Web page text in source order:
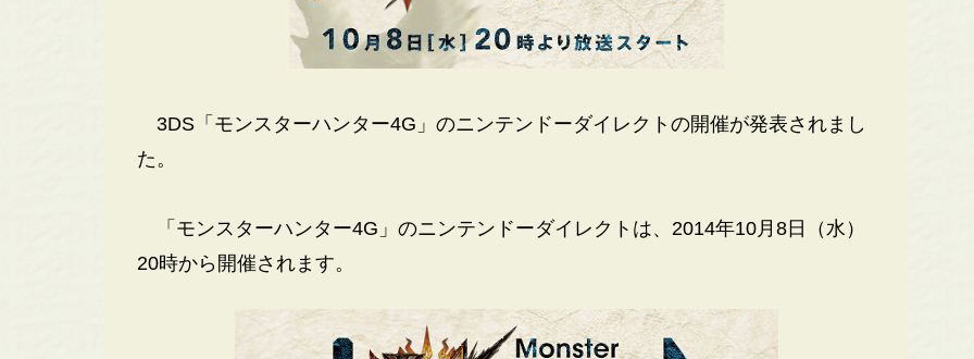
3DS「モンスターハンター4G」のニンテンドーダイレクトの開催が発表されまし
た。
「モンスターハンター4G」のニンテンドーダイレクトは、2014年10月8日（水）
20時から開催されます。